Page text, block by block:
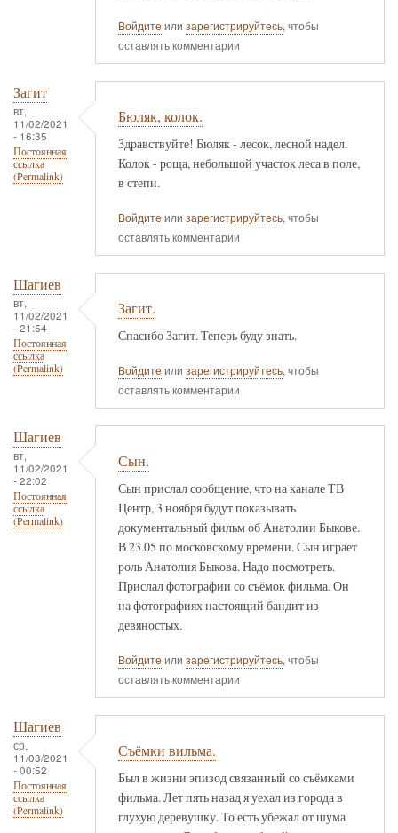
Войдите или зарегистрируйтесь, чтобы
оставлять комментарии
Загит
вт,
11/02/2021
- 16:35
Постоянная
ссылка
(Permalink)
Бюляк, колок.
Здравствуйте! Бюляк - лесок, лесной надел.
Колок - роща, небольшой участок леса в поле,
в степи.
Войдите или зарегистрируйтесь, чтобы
оставлять комментарии
Шагиев
вт,
11/02/2021
- 21:54
Постоянная
ссылка
(Permalink)
Загит.
Спасибо Загит. Теперь буду знать.
Войдите или зарегистрируйтесь, чтобы
оставлять комментарии
Шагиев
вт,
11/02/2021
- 22:02
Постоянная
ссылка
(Permalink)
Сын.
Сын прислал сообщение, что на канале ТВ
Центр, 3 ноября будут показывать
документальный фильм об Анатолии Быкове.
В 23.05 по московскому времени. Сын играет
роль Анатолия Быкова. Надо посмотреть.
Прислал фотографии со съёмок фильма. Он
на фотографиях настоящий бандит из
девяностых.
Войдите или зарегистрируйтесь, чтобы
оставлять комментарии
Шагиев
ср,
11/03/2021
- 00:52
Постоянная
ссылка
(Permalink)
Съёмки вильма.
Был в жизни эпизод связанный со съёмками
фильма. Лет пять назад я уехал из города в
глухую деревушку. То есть убежал от шума